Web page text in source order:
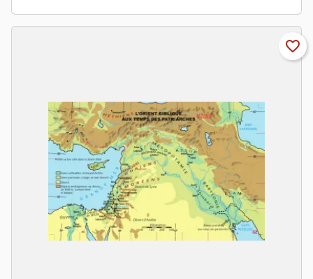
favorite_border